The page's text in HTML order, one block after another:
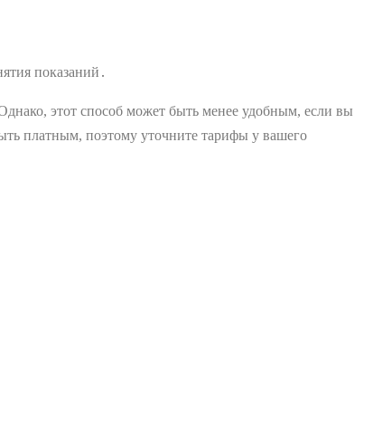
показаний․
этот способ может быть менее удобным, если вы
платным, поэтому уточните тарифы у вашего